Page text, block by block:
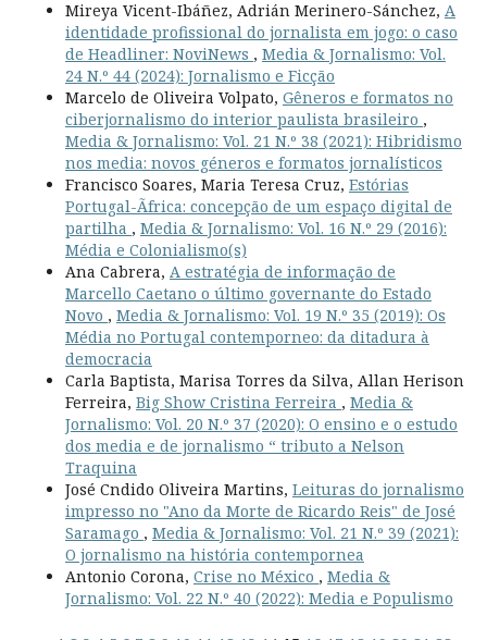
Mireya Vicent-Ibáñez, Adrián Merinero-Sánchez, A
identidade profissional do jornalista em jogo: o caso
de Headliner: NoviNews , Media & Jornalismo: Vol.
24 N.º 44 (2024): Jornalismo e Ficção
Marcelo de Oliveira Volpato, Gêneros e formatos no
ciberjornalismo do interior paulista brasileiro ,
Media & Jornalismo: Vol. 21 N.º 38 (2021): Hibridismo
nos media: novos géneros e formatos jornalísticos
Francisco Soares, Maria Teresa Cruz, Estórias
Portugal-Ãfrica: concepção de um espaço digital de
partilha , Media & Jornalismo: Vol. 16 N.º 29 (2016):
Média e Colonialismo(s)
Ana Cabrera, A estratégia de informação de
Marcello Caetano o último governante do Estado
Novo , Media & Jornalismo: Vol. 19 N.º 35 (2019): Os
Média no Portugal contemporneo: da ditadura à
democracia
Carla Baptista, Marisa Torres da Silva, Allan Herison
Ferreira, Big Show Cristina Ferreira , Media &
Jornalismo: Vol. 20 N.º 37 (2020): O ensino e o estudo
dos media e de jornalismo “ tributo a Nelson
Traquina
José Cndido Oliveira Martins, Leituras do jornalismo
impresso no "Ano da Morte de Ricardo Reis" de José
Saramago , Media & Jornalismo: Vol. 21 N.º 39 (2021):
O jornalismo na história contempornea
Antonio Corona, Crise no México , Media &
Jornalismo: Vol. 22 N.º 40 (2022): Media e Populismo